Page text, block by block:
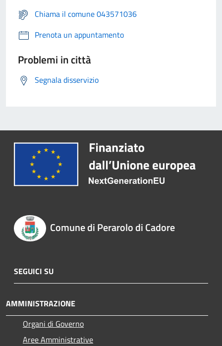
Chiama il comune 043571036
Prenota un appuntamento
Problemi in città
Segnala disservizio
Comune di Perarolo di Cadore
SEGUICI SU
AMMINISTRAZIONE
Organi di Governo
Aree Amministrative